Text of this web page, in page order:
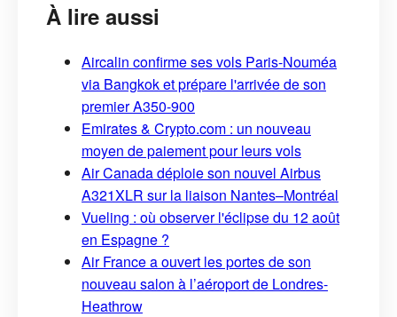
À lire aussi
Aircalin confirme ses vols Paris-Nouméa
via Bangkok et prépare l'arrivée de son
premier A350-900
Emirates & Crypto.com : un nouveau
moyen de paiement pour leurs vols
Air Canada déploie son nouvel Airbus
A321XLR sur la liaison Nantes–Montréal
Vueling : où observer l'éclipse du 12 août
en Espagne ?
Air France a ouvert les portes de son
nouveau salon à l’aéroport de Londres-
Heathrow